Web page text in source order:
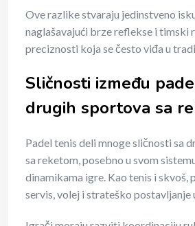
Ove razlike stvaraju jedinstveno
naglašavajući brze reflekse i timski
preciznosti koja se često viđa u
Sličnosti između
drugih sportova sa
Padel tenis deli mnoge sličnosti sa
sa reketom, posebno u svom
dinamikama igre. Kao tenis i skvoš,
servis, volej i strateško postavljanje